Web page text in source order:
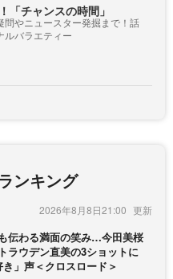
「チャンスの時間」
問やニュースター発掘まで！話
ルバラエティー
ンキング
2026年8月8日21:00
伝わる満面の笑み…今田美桜
ラウデン直美の3ショットに
き」声＜クロスロード＞